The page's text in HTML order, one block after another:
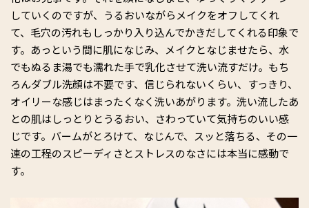
していくのですが、うるおいながらメイクをオフしてくれ
て、毛穴の汚れもしっかり入り込んでかきだしてくれる印象で
す。あっという間に肌になじみ、メイクとなじませたら、水
でもぬるま湯でも濡れた手で乳化させて洗い流すだけ。もち
ろんダブル洗顔は不要です、信じられないくらい、すっきり、
オイリーな感じはまったくなく洗いあがります。洗い流したあ
との肌はしっとりとうるおい、さわっていて気持ちのいい感
じです。バームがとろけて、なじんで、スッと落ちる、その一
連の工程のスピーディさとストレスのなさには本当に感動で
す。